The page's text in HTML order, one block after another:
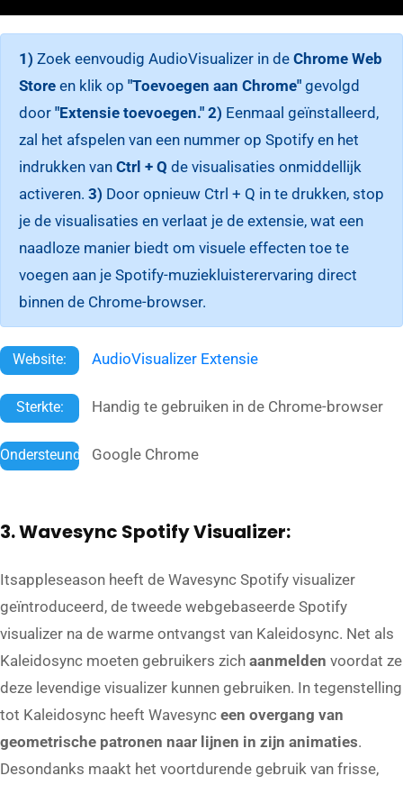
1) Zoek eenvoudig AudioVisualizer in de Chrome Web
Store en klik op "Toevoegen aan Chrome" gevolgd
door "Extensie toevoegen." 2) Eenmaal geïnstalleerd,
zal het afspelen van een nummer op Spotify en het
indrukken van Ctrl + Q de visualisaties onmiddellijk
activeren. 3) Door opnieuw Ctrl + Q in te drukken, stop
je de visualisaties en verlaat je de extensie, wat een
naadloze manier biedt om visuele effecten toe te
voegen aan je Spotify-muziekluisterervaring direct
binnen de Chrome-browser.
Website: AudioVisualizer Extensie
Sterkte: Handig te gebruiken in de Chrome-browser
Ondersteund: Google Chrome
3. Wavesync Spotify Visualizer:
Itsappleseason heeft de Wavesync Spotify visualizer
geïntroduceerd, de tweede webgebaseerde Spotify
visualizer na de warme ontvangst van Kaleidosync. Net als
Kaleidosync moeten gebruikers zich aanmelden voordat ze
deze levendige visualizer kunnen gebruiken. In tegenstelling
tot Kaleidosync heeft Wavesync een overgang van
geometrische patronen naar lijnen in zijn animaties.
Desondanks maakt het voortdurende gebruik van frisse,